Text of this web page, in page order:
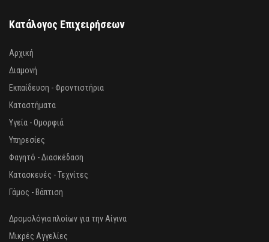
Κατάλογος Επιχειρήσεων
Αρχική
Διαμονή
Εκπαίδευση - Φροντιστήρια
Καταστήματα
Υγεία - Ομορφιά
Υπηρεσίες
Φαγητό - Διασκέδαση
Κατασκευές - Τεχνίτες
Γάμος - Βάπτιση
Δρομολόγια πλοίων για την Αίγινα
Μικρές Αγγελίες